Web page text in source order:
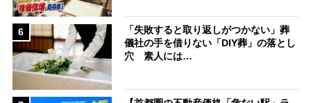
6
「失敗すると取り返しがつかない」葬
儀社の手を借りない「DIY葬」の落とし
穴 素人には…